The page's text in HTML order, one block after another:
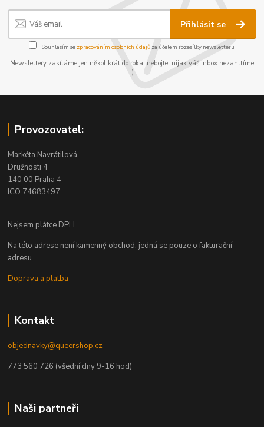
Přihlásit se
Souhlasím se zpracováním osobních údajůza účelem rozesílky newsletteru.
Newslettery zasíláme jen několikrát do roka, nebojte, nijak váš inbox nezahltíme
:)
Provozovatel:
Markéta Navrátilová
Družnosti 4
140 00 Praha 4
ICO 74683497
Nejsem plátce DPH.
Na této adrese není kamenný obchod, jedná se pouze o fakturační
adresu
Doprava a platba
Kontakt
objednavky@queershop.cz
773 560 726 (všední dny 9-16 hod)
Naši partneři